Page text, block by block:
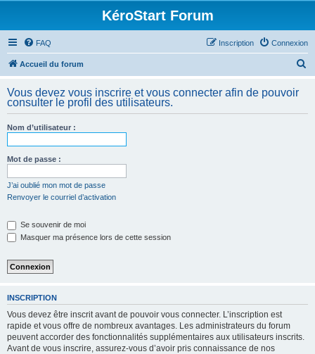
KéroStart Forum
FAQ Connexion
Inscription
Accueil du forum
h
Vous devez vous inscrire et vous connecter afin de pouvoir
consulter le profil des utilisateurs.
Nom d’utilisateur :
Mot de passe :
J’ai oublié mon mot de passe
Renvoyer le courriel d’activation
Se souvenir de moi
Masquer ma présence lors de cette session
INSCRIPTION
Vous devez être inscrit avant de pouvoir vous connecter. L’inscription est
rapide et vous offre de nombreux avantages. Les administrateurs du forum
peuvent accorder des fonctionnalités supplémentaires aux utilisateurs inscrits.
Avant de vous inscrire, assurez-vous d’avoir pris connaissance de nos